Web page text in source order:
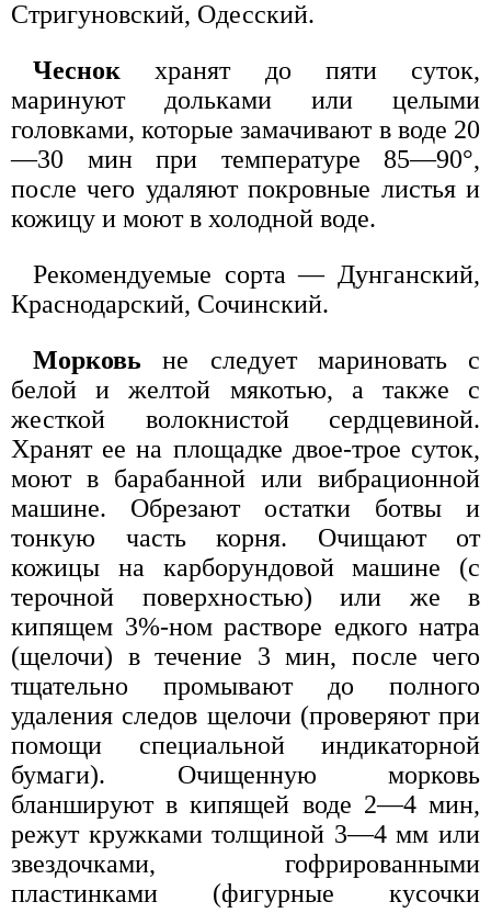
Стригуновский, Одесский.
Чеснок хранят до пяти суток,
маринуют дольками или целыми
головками, которые замачивают в воде 20
—30 мин при температуре 85—90°,
после чего удаляют покровные листья и
кожицу и моют в холодной воде.
Рекомендуемые сорта — Дунганский,
Краснодарский, Сочинский.
Морковь не следует мариновать с
белой и желтой мякотью, а также с
жесткой волокнистой сердцевиной.
Хранят ее на площадке двое-трое суток,
моют в барабанной или вибрационной
машине. Обрезают остатки ботвы и
тонкую часть корня. Очищают от
кожицы на карборундовой машине (с
терочной поверхностью) или же в
кипящем 3%-ном растворе едкого натра
(щелочи) в течение 3 мин, после чего
тщательно промывают до полного
удаления следов щелочи (проверяют при
помощи специальной индикаторной
бумаги). Очищенную морковь
бланшируют в кипящей воде 2—4 мин,
режут кружками толщиной 3—4 мм или
звездочками, гофрированными
пластинками (фигурные кусочки